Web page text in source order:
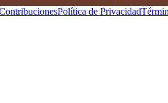
Política de Privacidad